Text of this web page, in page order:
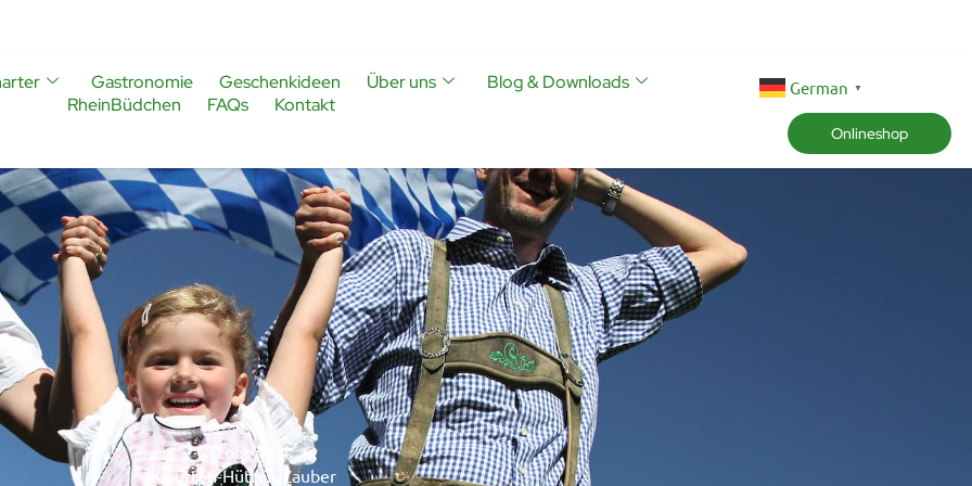
Gastronomie Geschenkideen Über uns
Blog & Downloads
RheinBüdchen
FAQs Kontakt
German ▼
Onlineshop
Oktoberfest
Kajütten-Hütten-Zauber